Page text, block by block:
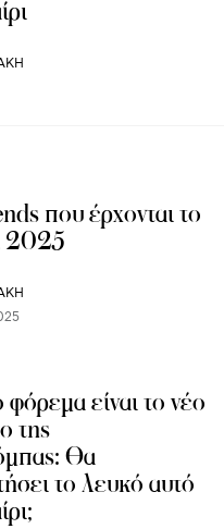
που έρχονται το
2025
φόρεμα είναι το νέο
της
Θα
το λευκό αυτό